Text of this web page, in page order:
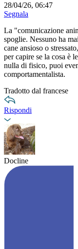
28/04/26, 06:47
Segnala
La "comunicazione
spoglie. Nessuno ha
cane ansioso o
per capire se la cosa è
nulla di fisico, puoi
comportamentalista.
Tradotto dal francese
Rispondi
Docline